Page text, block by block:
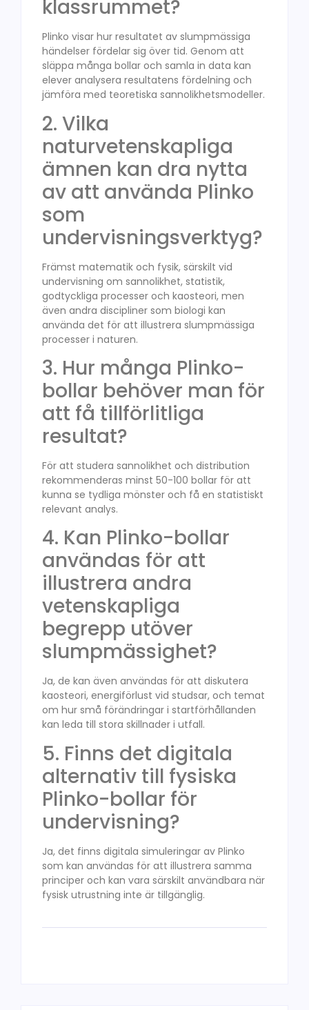
klassrummet?
Plinko visar hur resultatet av slumpmässiga
händelser fördelar sig över tid. Genom att
släppa många bollar och samla in data kan
elever analysera resultatens fördelning och
jämföra med teoretiska sannolikhetsmodeller.
2. Vilka
naturvetenskapliga
ämnen kan dra nytta
av att använda Plinko
som
undervisningsverktyg?
Främst matematik och fysik, särskilt vid
undervisning om sannolikhet, statistik,
godtyckliga processer och kaosteori, men
även andra discipliner som biologi kan
använda det för att illustrera slumpmässiga
processer i naturen.
3. Hur många Plinko-
bollar behöver man för
att få tillförlitliga
resultat?
För att studera sannolikhet och distribution
rekommenderas minst 50-100 bollar för att
kunna se tydliga mönster och få en statistiskt
relevant analys.
4. Kan Plinko-bollar
användas för att
illustrera andra
vetenskapliga
begrepp utöver
slumpmässighet?
Ja, de kan även användas för att diskutera
kaosteori, energiförlust vid studsar, och temat
om hur små förändringar i startförhållanden
kan leda till stora skillnader i utfall.
5. Finns det digitala
alternativ till fysiska
Plinko-bollar för
undervisning?
Ja, det finns digitala simuleringar av Plinko
som kan användas för att illustrera samma
principer och kan vara särskilt användbara när
fysisk utrustning inte är tillgänglig.